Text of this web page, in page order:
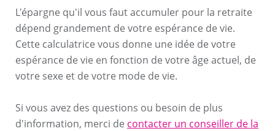
L'épargne qu'il vous faut accumuler pour la retraite
dépend grandement de votre espérance de vie.
Cette calculatrice vous donne une idée de votre
espérance de vie en fonction de votre âge actuel, de
votre sexe et de votre mode de vie.
Si vous avez des questions ou besoin de plus
d'information, merci de contacter un conseiller de la